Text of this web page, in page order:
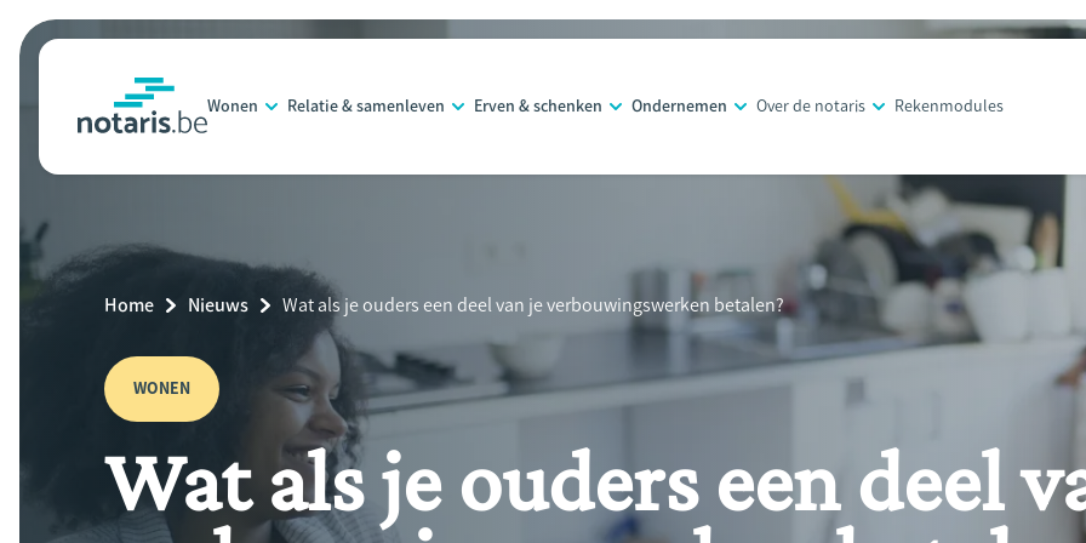
Overslaan
en
inhoud
Wonen Relatie & samenleven Erven & schenken Ondernemen Over de notaris Rekenmodules
Breadcrumb
Home Nieuws
Current
Page:
Wat als je ouders een deel van je verbouwingswerken betalen?
WONEN
Wat als je ouders een deel